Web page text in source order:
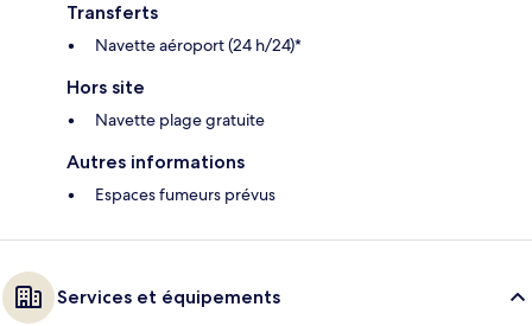
Transferts
Navette aéroport (24 h/24)*
Hors site
Navette plage gratuite
Autres informations
Espaces fumeurs prévus
Services et équipements